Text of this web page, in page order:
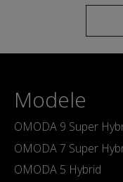
Modele
OMODA 9 Super
OMODA 7 Super
OMODA 5 Hybrid